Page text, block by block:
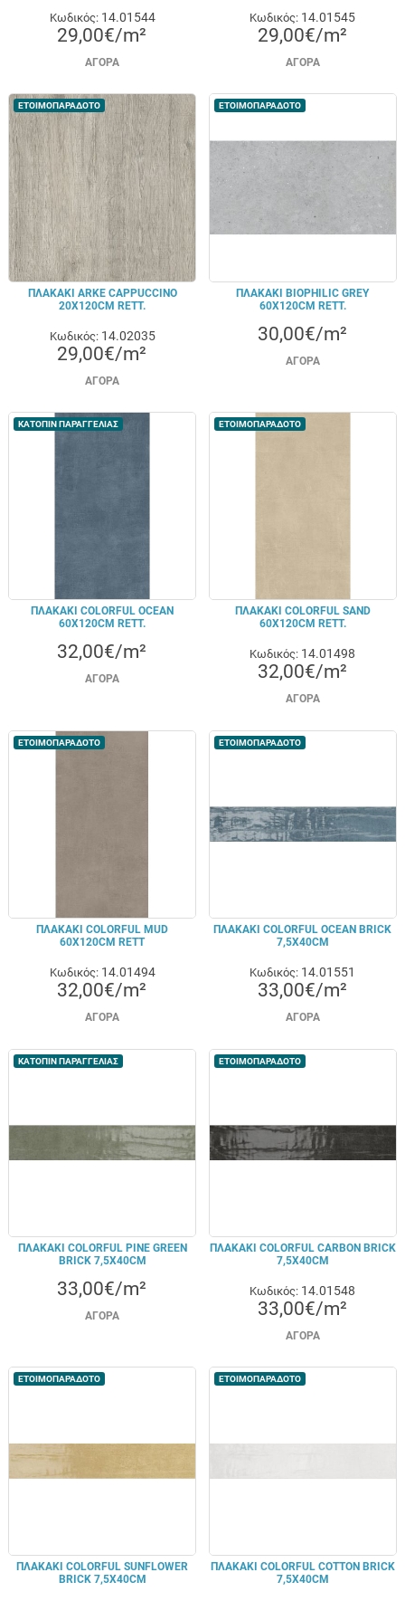
Κωδικός: 14.01544
29,00€/m²
ΑΓΟΡΆ
Κωδικός: 14.01545
29,00€/m²
ΑΓΟΡΆ
ΕΤΟΙΜΟΠΑΡΑΔΟΤΟ
ΠΛΑΚΑΚΙ ARKE CAPPUCCINO
20X120CM RETT.
Κωδικός: 14.02035
29,00€/m²
ΑΓΟΡΆ
ΕΤΟΙΜΟΠΑΡΑΔΟΤΟ
ΠΛΑΚΑΚΙ BIOPHILIC GREY
60X120CM RETT.
30,00€/m²
ΑΓΟΡΆ
ΚΑΤΟΠΙΝ ΠΑΡΑΓΓΕΛΙΑΣ
ΠΛΑΚΑΚΙ COLORFUL OCEAN
60X120CM RETT.
32,00€/m²
ΑΓΟΡΆ
ΕΤΟΙΜΟΠΑΡΑΔΟΤΟ
ΠΛΑΚΑΚΙ COLORFUL SAND
60X120CM RETT.
Κωδικός: 14.01498
32,00€/m²
ΑΓΟΡΆ
ΕΤΟΙΜΟΠΑΡΑΔΟΤΟ
ΠΛΑΚΑΚΙ COLORFUL MUD
60X120CM RETT
Κωδικός: 14.01494
32,00€/m²
ΑΓΟΡΆ
ΕΤΟΙΜΟΠΑΡΑΔΟΤΟ
ΠΛΑΚΑΚΙ COLORFUL OCEAN BRICK
7,5X40CM
Κωδικός: 14.01551
33,00€/m²
ΑΓΟΡΆ
ΚΑΤΟΠΙΝ ΠΑΡΑΓΓΕΛΙΑΣ
ΠΛΑΚΑΚΙ COLORFUL PINE GREEN
BRICK 7,5X40CM
33,00€/m²
ΑΓΟΡΆ
ΕΤΟΙΜΟΠΑΡΑΔΟΤΟ
ΠΛΑΚΑΚΙ COLORFUL CARBON BRICK
7,5X40CM
Κωδικός: 14.01548
33,00€/m²
ΑΓΟΡΆ
ΕΤΟΙΜΟΠΑΡΑΔΟΤΟ
ΠΛΑΚΑΚΙ COLORFUL SUNFLOWER
BRICK 7,5X40CM
ΕΤΟΙΜΟΠΑΡΑΔΟΤΟ
ΠΛΑΚΑΚΙ COLORFUL COTTON BRICK
7,5X40CM